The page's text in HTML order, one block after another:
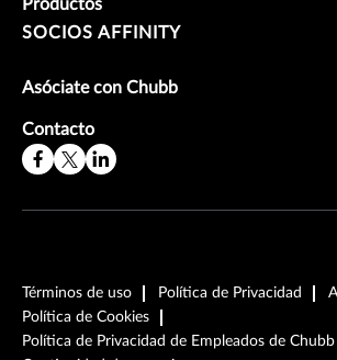
Productos
SOCIOS AFFINITY
Asóciate con Chubb
Contacto
Términos de uso Política de Privacidad
Política de Cookies
Política de Privacidad de Empleados de Chubb